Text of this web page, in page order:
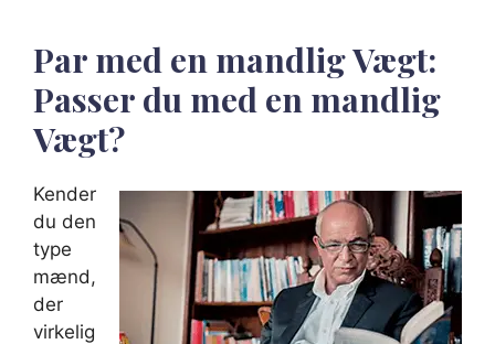
Par med en mandlig Vægt:
Passer du med en mandlig
Vægt?
Kender
du den
type
mænd,
der
virkelig